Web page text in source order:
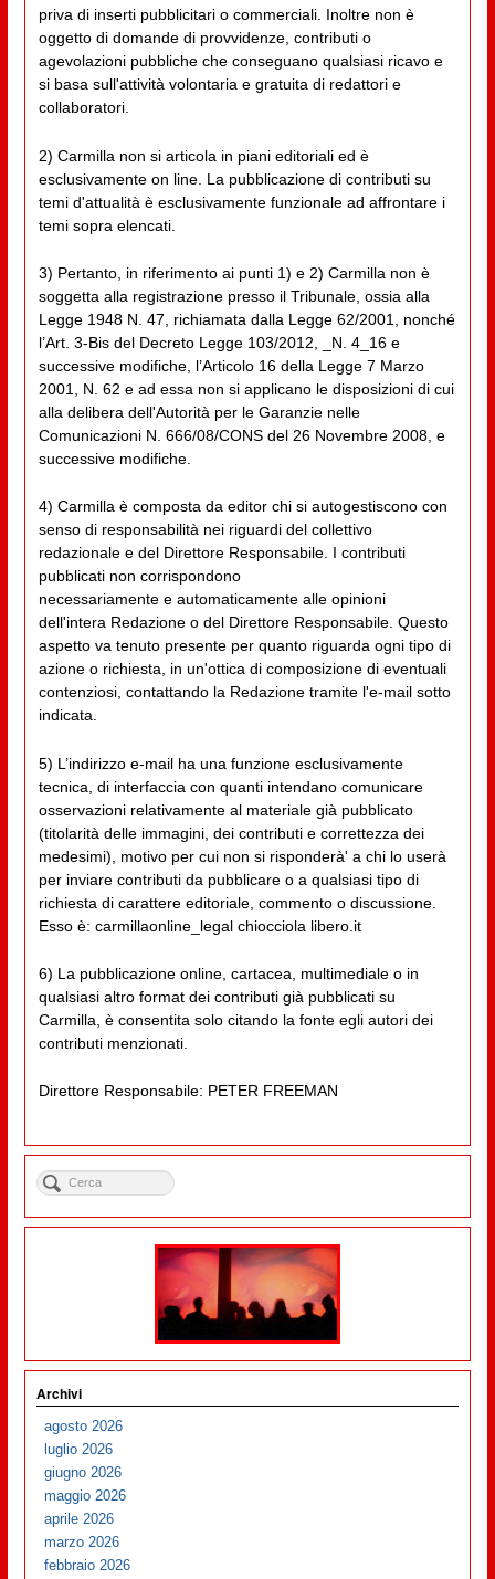
priva di inserti pubblicitari o commerciali. Inoltre non è
oggetto di domande di provvidenze, contributi o
agevolazioni pubbliche che conseguano qualsiasi ricavo e
si basa sull'attività volontaria e gratuita di redattori e
collaboratori.
2) Carmilla non si articola in piani editoriali ed è
esclusivamente on line. La pubblicazione di contributi su
temi d'attualità è esclusivamente funzionale ad affrontare i
temi sopra elencati.
3) Pertanto, in riferimento ai punti 1) e 2) Carmilla non è
soggetta alla registrazione presso il Tribunale, ossia alla
Legge 1948 N. 47, richiamata dalla Legge 62/2001, nonché
l’Art. 3-Bis del Decreto Legge 103/2012, _N. 4_16 e
successive modifiche, l’Articolo 16 della Legge 7 Marzo
2001, N. 62 e ad essa non si applicano le disposizioni di cui
alla delibera dell'Autorità per le Garanzie nelle
Comunicazioni N. 666/08/CONS del 26 Novembre 2008, e
successive modifiche.
4) Carmilla è composta da editor chi si autogestiscono con
senso di responsabilità nei riguardi del collettivo
redazionale e del Direttore Responsabile. I contributi
pubblicati non corrispondono
necessariamente e automaticamente alle opinioni
dell'intera Redazione o del Direttore Responsabile. Questo
aspetto va tenuto presente per quanto riguarda ogni tipo di
azione o richiesta, in un'ottica di composizione di eventuali
contenziosi, contattando la Redazione tramite l'e-mail sotto
indicata.
5) L’indirizzo e-mail ha una funzione esclusivamente
tecnica, di interfaccia con quanti intendano comunicare
osservazioni relativamente al materiale già pubblicato
(titolarità delle immagini, dei contributi e correttezza dei
medesimi), motivo per cui non si risponderà' a chi lo userà
per inviare contributi da pubblicare o a qualsiasi tipo di
richiesta di carattere editoriale, commento o discussione.
Esso è: carmillaonline_legal chiocciola libero.it
6) La pubblicazione online, cartacea, multimediale o in
qualsiasi altro format dei contributi già pubblicati su
Carmilla, è consentita solo citando la fonte egli autori dei
contributi menzionati.
Direttore Responsabile: PETER FREEMAN
Archivi
agosto 2026
luglio 2026
giugno 2026
maggio 2026
aprile 2026
marzo 2026
febbraio 2026